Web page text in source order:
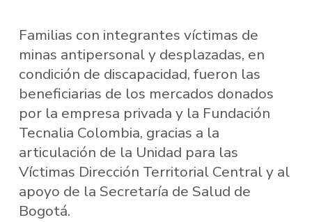
Familias con integrantes víctimas de
minas antipersonal y desplazadas, en
condición de discapacidad, fueron las
beneficiarias de los mercados donados
por la empresa privada y la Fundación
Tecnalia Colombia, gracias a la
articulación de la Unidad para las
Víctimas Dirección Territorial Central y al
apoyo de la Secretaría de Salud de
Bogotá.